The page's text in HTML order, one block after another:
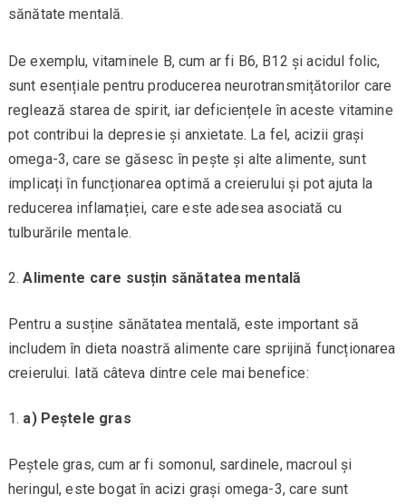
sănătate mentală.
De exemplu, vitaminele B, cum ar fi B6, B12 și acidul folic,
sunt esențiale pentru producerea neurotransmițătorilor care
reglează starea de spirit, iar deficiențele în aceste vitamine
pot contribui la depresie și anxietate. La fel, acizii grași
omega-3, care se găsesc în pește și alte alimente, sunt
implicați în funcționarea optimă a creierului și pot ajuta la
reducerea inflamației, care este adesea asociată cu
tulburările mentale.
Alimente care susțin sănătatea mentală
Pentru a susține sănătatea mentală, este important să
includem în dieta noastră alimente care sprijină funcționarea
creierului. Iată câteva dintre cele mai benefice:
a) Peștele gras
Peștele gras, cum ar fi somonul, sardinele, macroul și
heringul, este bogat în acizi grași omega-3, care sunt